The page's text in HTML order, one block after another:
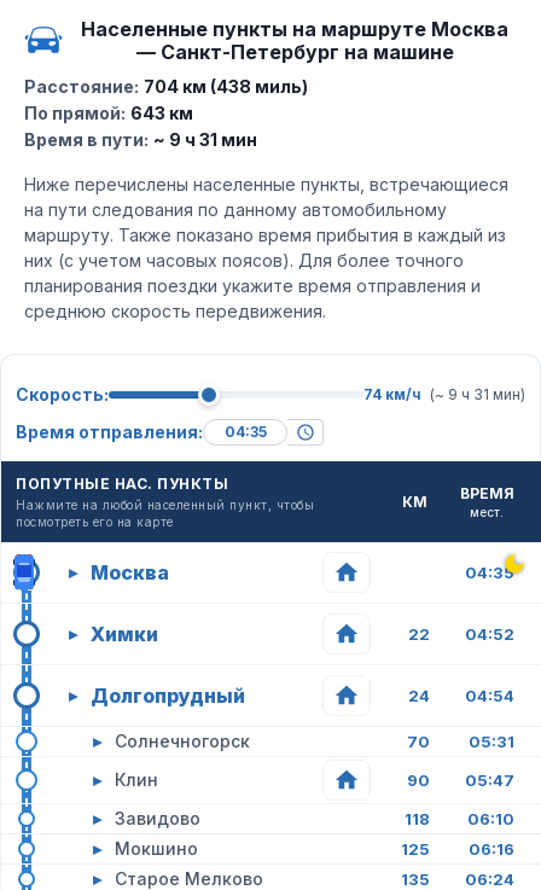
Населенные пункты на маршруте Москва
— Санкт-Петербург на машине
Расстояние: 704 км (438 миль)
По прямой: 643 км
Время в пути: ~ 9 ч 31 мин
Ниже перечислены населенные пункты, встречающиеся
на пути следования по данному автомобильному
маршруту. Также показано время прибытия в каждый из
них (с учетом часовых поясов). Для более точного
планирования поездки укажите время отправления и
среднюю скорость передвижения.
Скорость: 74 км/ч (~ 9 ч 31 мин)
Время отправления:
ПОПУТНЫЕ НАС. ПУНКТЫ
Нажмите на любой населенный пункт, чтобы
посмотреть его на карте
КМ ВРЕМЯ
мест.
▸ Москва 04:35
▸ Химки 22 04:52
▸ Долгопрудный 24 04:54
▸ Солнечногорск 70 05:31
▸ Клин 90 05:47
▸ Завидово 118 06:10
▸ Мокшино 125 06:16
▸ Старое Мелково 135 06:24